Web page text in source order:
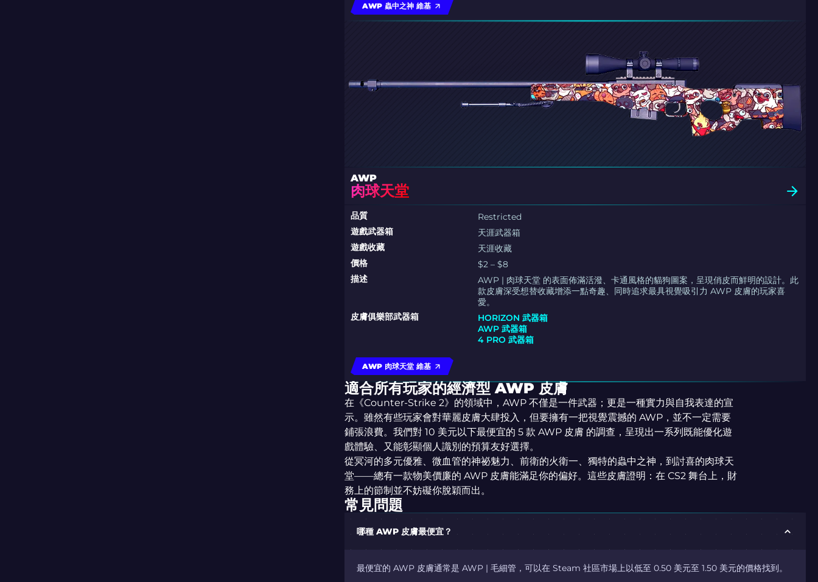
AWP 蟲中之神 維基
AWP
肉球天堂
品質
Restricted
遊戲武器箱
天涯武器箱
遊戲收藏
天涯收藏
價格
$2 – $8
描述
AWP | 肉球天堂 的表面佈滿活潑、卡通風格的貓狗圖案，呈現俏皮而鮮明的設計。此
款皮膚深受想替收藏增添一點奇趣、同時追求最具視覺吸引力 AWP 皮膚的玩家喜
愛。
皮膚俱樂部武器箱
HORIZON 武器箱
AWP 武器箱
4 PRO 武器箱
AWP 肉球天堂 維基
適合所有玩家的經濟型 AWP 皮膚
在《Counter-Strike 2》的領域中，AWP 不僅是一件武器；更是一種實力與自我表達的宣
示。雖然有些玩家會對華麗皮膚大肆投入，但要擁有一把視覺震撼的 AWP，並不一定需要
鋪張浪費。我們對 10 美元以下最便宜的 5 款 AWP 皮膚 的調查，呈現出一系列既能優化遊
戲體驗、又能彰顯個人識別的預算友好選擇。
從冥河的多元優雅、微血管的神祕魅力、前衛的火衛一、獨特的蟲中之神，到討喜的肉球天
堂——總有一款物美價廉的 AWP 皮膚能滿足你的偏好。這些皮膚證明：在 CS2 舞台上，財
務上的節制並不妨礙你脫穎而出。
常見問題
哪種 AWP 皮膚最便宜？
最便宜的 AWP 皮膚通常是 AWP | 毛細管，可以在 Steam 社區市場上以低至 0.50 美元至 1.50 美元的價格找到。